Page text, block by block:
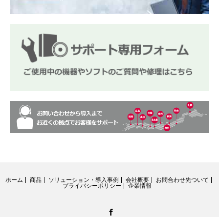
ホーム 商品 ソリューション・導入事例 会社概要
お問合わせ先ついて
プライバシーポリシー
企業情報